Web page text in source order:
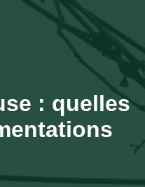
: quelles